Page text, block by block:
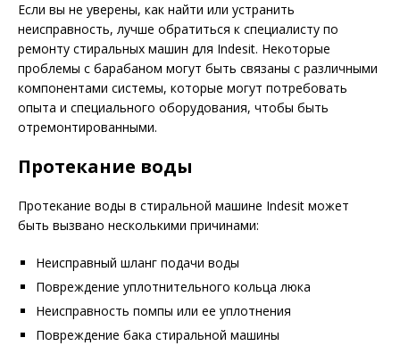
Если вы не уверены, как найти или устранить
неисправность, лучше обратиться к специалисту по
ремонту стиральных машин для Indesit. Некоторые
проблемы с барабаном могут быть связаны с различными
компонентами системы, которые могут потребовать
опыта и специального оборудования, чтобы быть
отремонтированными.
Протекание воды
Протекание воды в стиральной машине Indesit может
быть вызвано несколькими причинами:
Неисправный шланг подачи воды
Повреждение уплотнительного кольца люка
Неисправность помпы или ее уплотнения
Повреждение бака стиральной машины